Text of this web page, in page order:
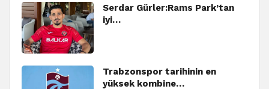
Serdar Gürler:Rams Park’tan
iyi…
Trabzonspor tarihinin en
yüksek kombine…